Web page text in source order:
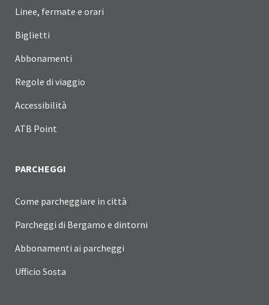
Linee, fermate e orari
Biglietti
Abbonamenti
Regole di viaggio
Accessibilità
ATB Point
PARCHEGGI
Come parcheggiare in città
Parcheggi di Bergamo e dintorni
Abbonamenti ai parcheggi
Ufficio Sosta